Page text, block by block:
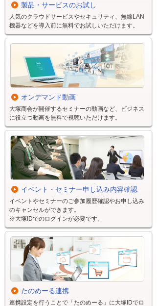
製品・サービスのお試し
人気のクラウドサービスやセキュリティ、無線LAN
機器などを導入前に無料でお試しいただけます。
オンデマンド動画
大塚商会が開催するセミナーの動画など、ビジネス
に役立つ動画を無料で視聴いただけます。
イベント・セミナー申し込み内容確認
イベントやセミナーのご参加履歴確認やお申し込み
のキャンセルができます。
※大塚IDでのログインが必要です。
たのめーる連携
連携設定を行うことで「たのめーる」に大塚IDでロ